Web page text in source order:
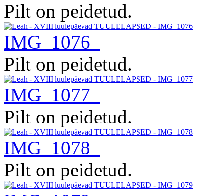
Pilt on peidetud.
IMG_1076
Pilt on peidetud.
IMG_1077
Pilt on peidetud.
IMG_1078
Pilt on peidetud.